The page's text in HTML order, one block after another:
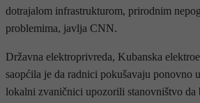
dotrajalom infrastrukturom, prirodnim
problemima, javlja CNN.
Državna elektroprivreda, Kubanska
saopćila je da radnici pokušavaju ponovno
lokalni zvaničnici upozorili stanovništvo da